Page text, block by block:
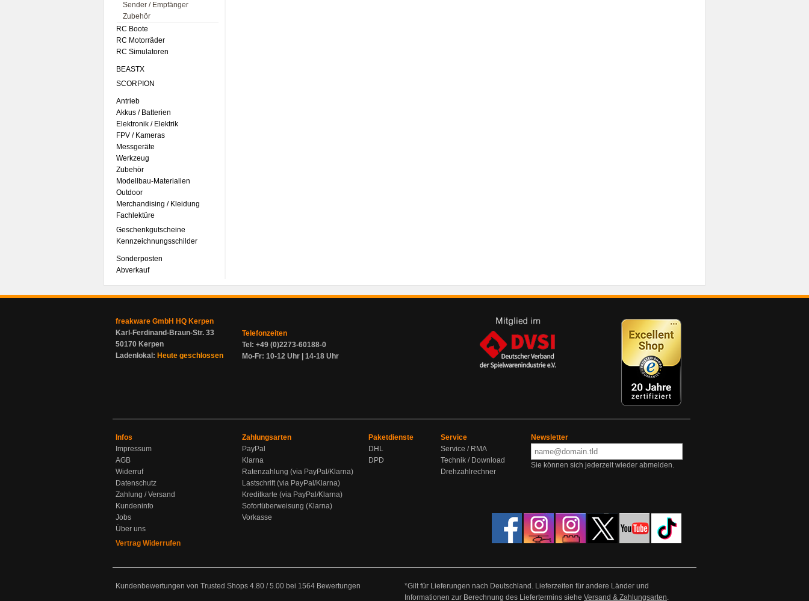
Sender / Empfänger
Zubehör
RC Boote
RC Motorräder
RC Simulatoren
BEASTX
SCORPION
Antrieb
Akkus / Batterien
Elektronik / Elektrik
FPV / Kameras
Messgeräte
Werkzeug
Zubehör
Modellbau-Materialien
Outdoor
Merchandising / Kleidung
Fachlektüre
Geschenkgutscheine
Kennzeichnungsschilder
Sonderposten
Abverkauf
freakware GmbH HQ Kerpen
Karl-Ferdinand-Braun-Str. 33
50170 Kerpen
Ladenlokal: Heute geschlossen
Telefonzeiten
Tel: +49 (0)2273-60188-0
Mo-Fr: 10-12 Uhr | 14-18 Uhr
Infos
Impressum
AGB
Widerruf
Datenschutz
Zahlung / Versand
Kundeninfo
Jobs
Über uns
Vertrag Widerrufen
Zahlungsarten
PayPal
Klarna
Ratenzahlung (via PayPal/Klarna)
Lastschrift (via PayPal/Klarna)
Kreditkarte (via PayPal/Klarna)
Sofortüberweisung (Klarna)
Vorkasse
Paketdienste
DHL
DPD
Service
Service / RMA
Technik / Download
Drehzahlrechner
Newsletter
Sie können sich jederzeit wieder abmelden.
Kundenbewertungen von Trusted Shops 4.80 /5.00 bei 1564 Bewertungen
*Gilt für Lieferungen nach Deutschland. Lieferzeiten für andere Länder und
Informationen zur Berechnung des Liefertermins siehe Versand & Zahlungsarten.